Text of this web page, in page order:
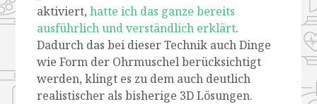
aktiviert,hatte ich das ganze bereits
ausführlich und verständlich erklärt.
Dadurch das bei dieser Technik auch Dinge
wie Form der Ohrmuschel berücksichtigt
werden, klingt es zu dem auch deutlich
realistischer als bisherige 3D Lösungen.